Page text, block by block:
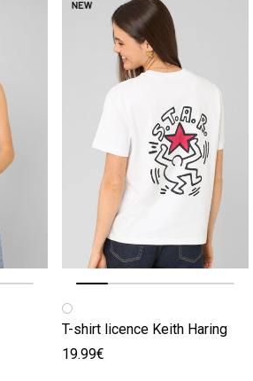
Image précédente
Image suivante
T-shirt licence Keith Haring
19.99€